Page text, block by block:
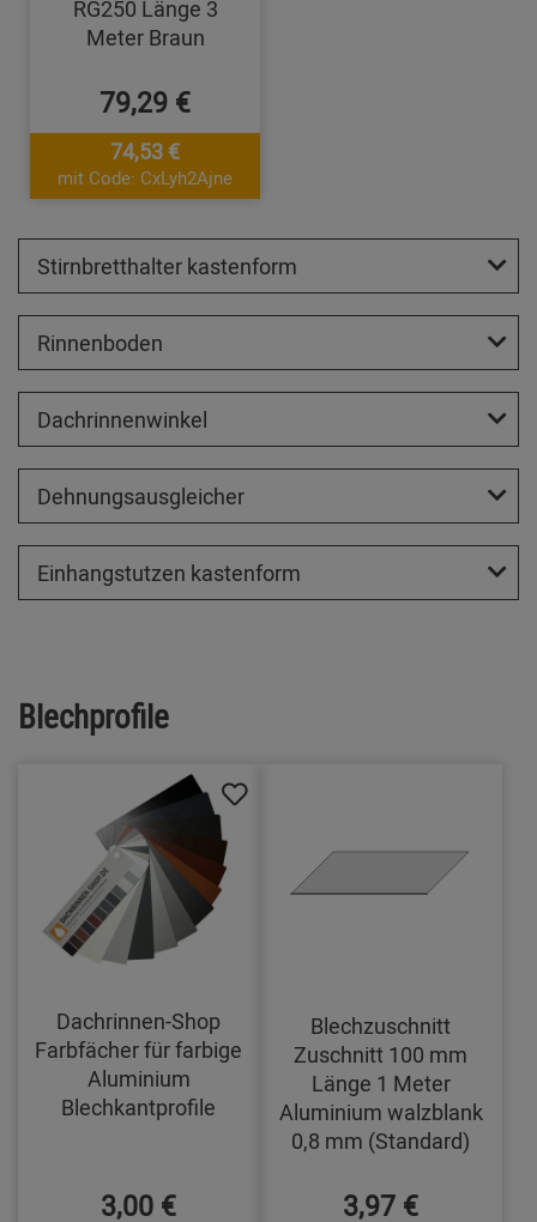
RG250 Länge 3
Meter Braun
79,29 €
74,53 €
mit Code: CxLyh2Ajne
Stirnbretthalter kastenform
Rinnenboden
Dachrinnenwinkel
Dehnungsausgleicher
Einhangstutzen kastenform
Blechprofile
Dachrinnen-Shop
Farbfächer für farbige
Aluminium
Blechkantprofile
3,00 €
Blechzuschnitt
Zuschnitt 100 mm
Länge 1 Meter
Aluminium walzblank
0,8 mm (Standard)
3,97 €